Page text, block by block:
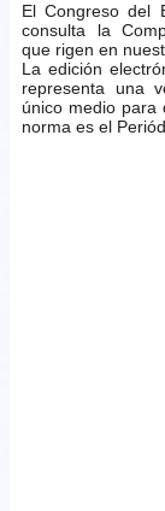
El Congreso del
consulta la
que rigen en
La edición
representa una
único medio para
norma es el